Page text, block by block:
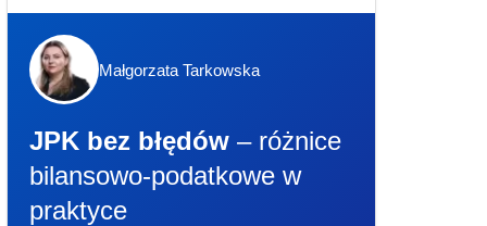
Małgorzata Tarkowska
JPK bez błędów – różnice
bilansowo-podatkowe w
praktyce